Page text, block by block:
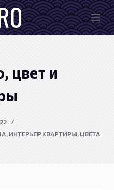
цвет и
, ИНТЕРЬЕР КВАРТИРЫ, ЦВЕТА